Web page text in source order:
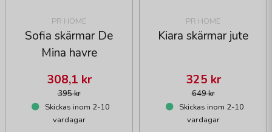
PR HOME
Sofia skärmar De
Mina havre
395 kr
308,1 kr
Skickas inom 2-10
vardagar
PR HOME
Kiara skärmar jute
649 kr
325 kr
Skickas inom 2-10
vardagar